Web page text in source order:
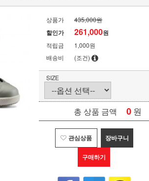
상품가 435,000원
할인가 261,000원
적립금
1,000원
배송비
(조건)
SIZE
총 상품 금액 0 원
관심상품 장바구니
구매하기